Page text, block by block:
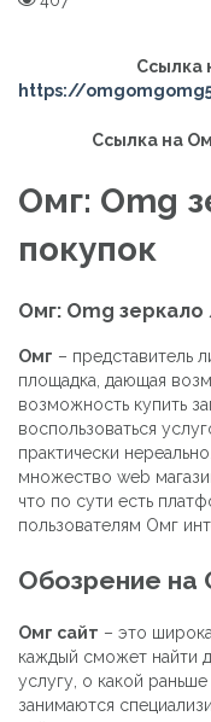
Ссылка
https://
Ссылка на
Омг: Omg
покупок
Омг: Omg
Омг – представитель
площадка, дающая
возможность купить
воспользоваться
практически
множество web
что по сути есть
пользователям Омг
Обозрение на
Омг сайт – это
каждый сможет найти
услугу, о какой
занимаются